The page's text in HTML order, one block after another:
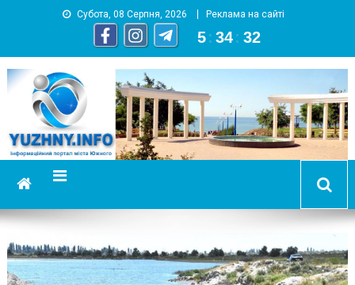
Субота, 08 Серпня, 2026 Реклама на сайті
5 : 34 : 33
YUZHNY.INFO
информационный портал города Южный